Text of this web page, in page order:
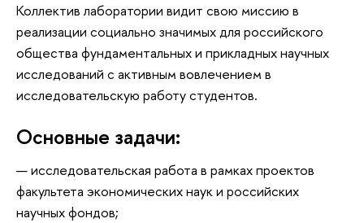
Коллектив лаборатории видит свою миссию в
реализации социально значимых для российского
общества фундаментальных и прикладных научных
исследований с активным вовлечением в
исследовательскую работу студентов.
Основные задачи:
исследовательская работа в рамках проектов
факультета экономических наук и российских
научных фондов;